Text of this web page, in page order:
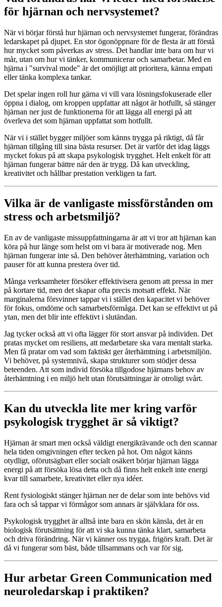
för hjärnan och nervsystemet?
När vi börjar förstå hur hjärnan och nervsystemet fungerar, förändras
ledarskapet på djupet. En stor ögonöppnare för de flesta är att förstå
hur mycket som påverkas av stress. Det handlar inte bara om hur vi
mår, utan om hur vi tänker, kommunicerar och samarbetar. Med en
hjärna i "survival mode" är det omöjligt att prioritera, känna empati
eller tänka komplexa tankar.
Det spelar ingen roll hur gärna vi vill vara lösningsfokuserade eller
öppna i dialog, om kroppen uppfattar att något är hotfullt, så stänger
hjärnan ner just de funktionerna för att lägga all energi på att
överleva det som hjärnan uppfattat som hotfullt.
När vi i stället bygger miljöer som känns trygga på riktigt, då får
hjärnan tillgång till sina bästa resurser. Det är varför det idag läggs
mycket fokus på att skapa psykologisk trygghet. Helt enkelt för att
hjärnan fungerar bättre när den är trygg. Då kan utveckling,
kreativitet och hållbar prestation verkligen ta fart.
Vilka är de vanligaste missförstånden om
stress och arbetsmiljö?
En av de vanligaste missuppfattningarna är att vi tror att hjärnan kan
köra på hur länge som helst om vi bara är motiverade nog. Men
hjärnan fungerar inte så. Den behöver återhämtning, variation och
pauser för att kunna prestera över tid.
Många verksamheter försöker effektivisera genom att pressa in mer
på kortare tid, men det skapar ofta precis motsatt effekt. När
marginalerna försvinner tappar vi i stället den kapacitet vi behöver
för fokus, omdöme och samarbetsförmåga. Det kan se effektivt ut på
ytan, men det blir inte effektivt i slutändan.
Jag tycker också att vi ofta lägger för stort ansvar på individen. Det
pratas mycket om resiliens, att medarbetare ska vara mentalt starka.
Men få pratar om vad som faktiskt ger återhämtning i arbetsmiljön.
Vi behöver, på systemnivå, skapa strukturer som stödjer dessa
beteenden. Att som individ försöka tillgodose hjärnans behov av
återhämtning i en miljö helt utan förutsättningar är otroligt svårt.
Kan du utveckla lite mer kring varför
psykologisk trygghet är så viktigt?
Hjärnan är smart men också väldigt energikrävande och den scannar
hela tiden omgivningen efter tecken på hot. Om något känns
otydligt, oförutsägbart eller socialt osäkert börjar hjärnan lägga
energi på att försöka lösa detta och då finns helt enkelt inte energi
kvar till samarbete, kreativitet eller nya idéer.
Rent fysiologiskt stänger hjärnan ner de delar som inte behövs vid
fara och så tappar vi förmågor som annars är självklara för oss.
Psykologisk trygghet är alltså inte bara en skön känsla, det är en
biologisk förutsättning för att vi ska kunna tänka klart, samarbeta
och driva förändring. När vi känner oss trygga, frigörs kraft. Det är
då vi fungerar som bäst, både tillsammans och var för sig.
Hur arbetar Green Communication med
neuroledarskap i praktiken?